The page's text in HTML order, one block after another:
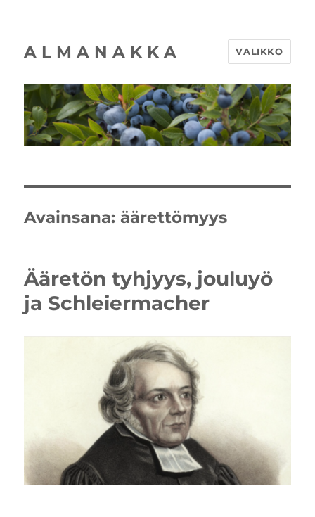
A L M A N A K K A VALIKKO
Avainsana: äärettömyys
Ääretön tyhjyys, jouluyö
ja Schleiermacher